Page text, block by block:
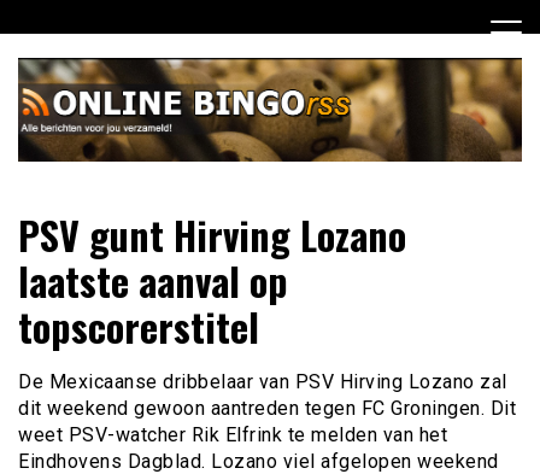
naar
inhoud
Online Bingo RSS
verzameld
PSV gunt Hirving Lozano
laatste aanval op
topscorerstitel
De Mexicaanse dribbelaar van PSV Hirving Lozano zal
dit weekend gewoon aantreden tegen FC Groningen. Dit
weet PSV-watcher Rik Elfrink te melden van het
Eindhovens Dagblad. Lozano viel afgelopen weekend